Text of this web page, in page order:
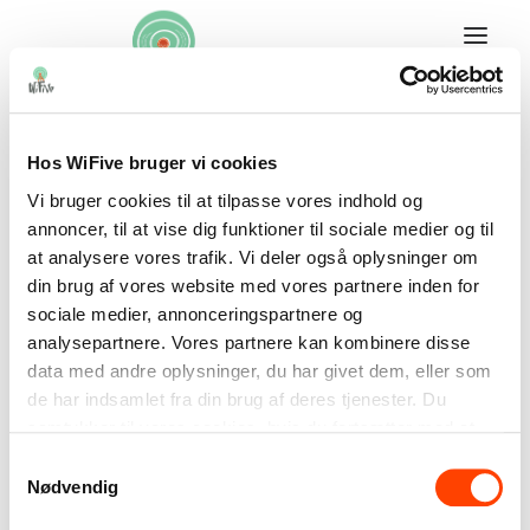
Hos WiFive bruger vi cookies
Vi bruger cookies til at tilpasse vores indhold og
annoncer, til at vise dig funktioner til sociale medier og til
at analysere vores trafik. Vi deler også oplysninger om
din brug af vores website med vores partnere inden for
sociale medier, annonceringspartnere og
analysepartnere. Vores partnere kan kombinere disse
data med andre oplysninger, du har givet dem, eller som
de har indsamlet fra din brug af deres tjenester. Du
Nødvendig
Nyhedsbrev
Feedback
Fælles mål
Digital dannelse i skolen
Undervisningsmateriale
Den Digitale Skattejagt
Indskoling
Mellemtrin
Videoer til undervisningsmaterialet
WiFive på Clio
Kørekort
Lærerkursus
Dansk
WiFive på EMU -
Danmarks læringsportal
EMU – Danmarks Læringsportal fremhæver nu WiFive